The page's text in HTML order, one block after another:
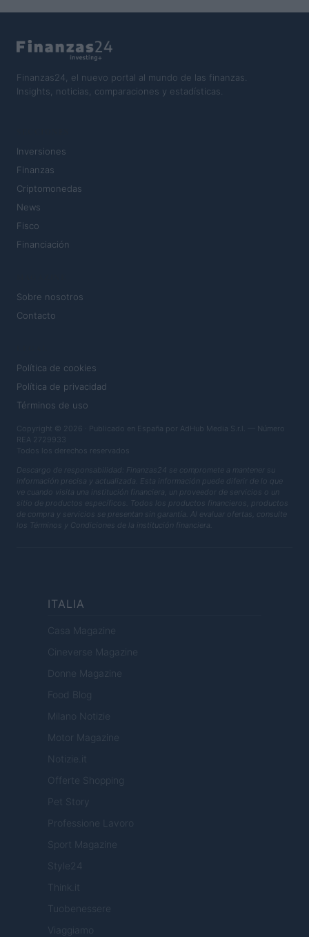
Finanzas24, el nuevo portal al mundo de las finanzas.
Insights, noticias, comparaciones y estadísticas.
Inversiones
Finanzas
Criptomonedas
News
Fisco
Financiación
Sobre nosotros
Contacto
Política de cookies
Política de privacidad
Términos de uso
Copyright © 2026 · Publicado en España por AdHub Media S.r.l. — Número
REA 2729933
Todos los derechos reservados
Descargo de responsabilidad: Finanzas24 se compromete a mantener su
información precisa y actualizada. Esta información puede diferir de lo que
ve cuando visita una institución financiera, un proveedor de servicios o un
sitio de productos específicos. Todos los productos financieros, productos
de compra y servicios se presentan sin garantía. Al evaluar ofertas, consulte
los Términos y Condiciones de la institución financiera.
ITALIA
Casa Magazine
Cineverse Magazine
Donne Magazine
Food Blog
Milano Notizie
Motor Magazine
Notizie.it
Offerte Shopping
Pet Story
Professione Lavoro
Sport Magazine
Style24
Think.it
Tuobenessere
Viaggiamo